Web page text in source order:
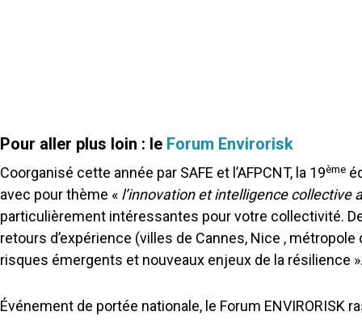
Pour aller plus loin : le Forum Envirorisk
Coorganisé cette année par SAFE et l’AFPCNT, la 19ème
avec pour thème « l’innovation et intelligence collective
particulièrement intéressantes pour votre collectivité.
retours d’expérience (villes de Cannes, Nice ,
risques émergents et nouveaux enjeux de la résilience
Événement de portée nationale, le Forum